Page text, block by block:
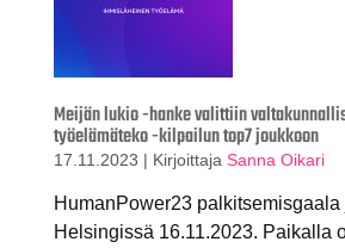
Meijän lukio -hanke valittiin
työelämäteko -kilpailun top7 joukkoon
17.11.2023 | Kirjoittaja Sanna Oikari
HumanPower23 palkitsemisgaala
Helsingissä 16.11.2023. Paikalla